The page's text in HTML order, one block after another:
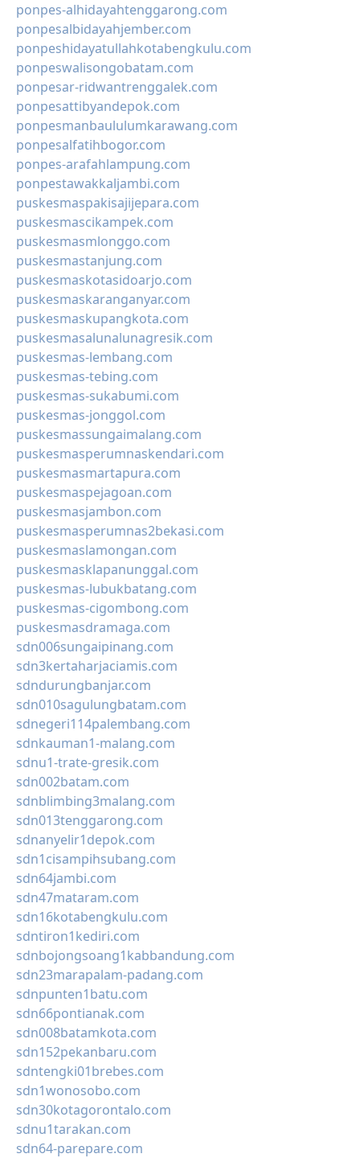
ponpes-alhidayahtenggarong.com
ponpesalbidayahjember.com
ponpeshidayatullahkotabengkulu.com
ponpeswalisongobatam.com
ponpesar-ridwantrenggalek.com
ponpesattibyandepok.com
ponpesmanbaululumkarawang.com
ponpesalfatihbogor.com
ponpes-arafahlampung.com
ponpestawakkaljambi.com
puskesmaspakisajijepara.com
puskesmascikampek.com
puskesmasmlonggo.com
puskesmastanjung.com
puskesmaskotasidoarjo.com
puskesmaskaranganyar.com
puskesmaskupangkota.com
puskesmasalunalunagresik.com
puskesmas-lembang.com
puskesmas-tebing.com
puskesmas-sukabumi.com
puskesmas-jonggol.com
puskesmassungaimalang.com
puskesmasperumnaskendari.com
puskesmasmartapura.com
puskesmaspejagoan.com
puskesmasjambon.com
puskesmasperumnas2bekasi.com
puskesmaslamongan.com
puskesmasklapanunggal.com
puskesmas-lubukbatang.com
puskesmas-cigombong.com
puskesmasdramaga.com
sdn006sungaipinang.com
sdn3kertaharjaciamis.com
sdndurungbanjar.com
sdn010sagulungbatam.com
sdnegeri114palembang.com
sdnkauman1-malang.com
sdnu1-trate-gresik.com
sdn002batam.com
sdnblimbing3malang.com
sdn013tenggarong.com
sdnanyelir1depok.com
sdn1cisampihsubang.com
sdn64jambi.com
sdn47mataram.com
sdn16kotabengkulu.com
sdntiron1kediri.com
sdnbojongsoang1kabbandung.com
sdn23marapalam-padang.com
sdnpunten1batu.com
sdn66pontianak.com
sdn008batamkota.com
sdn152pekanbaru.com
sdntengki01brebes.com
sdn1wonosobo.com
sdn30kotagorontalo.com
sdnu1tarakan.com
sdn64-parepare.com